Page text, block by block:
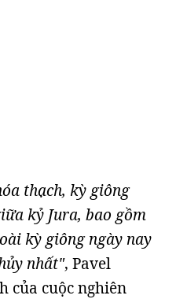
thạch, kỳ giông
kỷ Jura, bao gồm
kỳ giông ngày nay
nhất", Pavel
của cuộc nghiên